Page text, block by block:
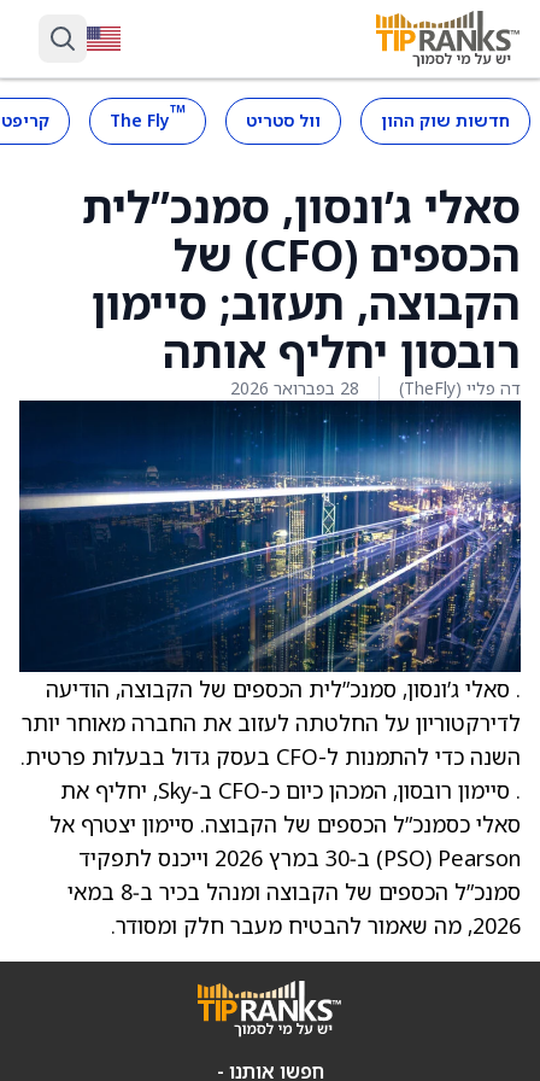
חדשות שוק ההון וול סטריט ™
The Fly
סאלי ג’ונסון, סמנכ”לית
הכספים (CFO) של
הקבוצה, תעזוב; סיימון
רובסון יחליף אותה
דה פליי (TheFly) 28 בפברואר 2026
. סאלי ג’ונסון, סמנכ”לית הכספים של הקבוצה, הודיעה
לדירקטוריון על החלטתה לעזוב את החברה מאוחר יותר
השנה כדי להתמנות ל-CFO בעסק גדול בבעלות פרטית.
. סיימון רובסון, המכהן כיום כ-CFO ב‑Sky, יחליף את
סאלי כסמנכ”ל הכספים של הקבוצה. סיימון יצטרף אל
Pearson ‏(PSO) ב‑30 במרץ 2026 וייכנס לתפקיד
סמנכ”ל הכספים של הקבוצה ומנהל בכיר ב‑8 במאי
2026, מה שאמור להבטיח מעבר חלק ומסודר.
חפשו אותנו -